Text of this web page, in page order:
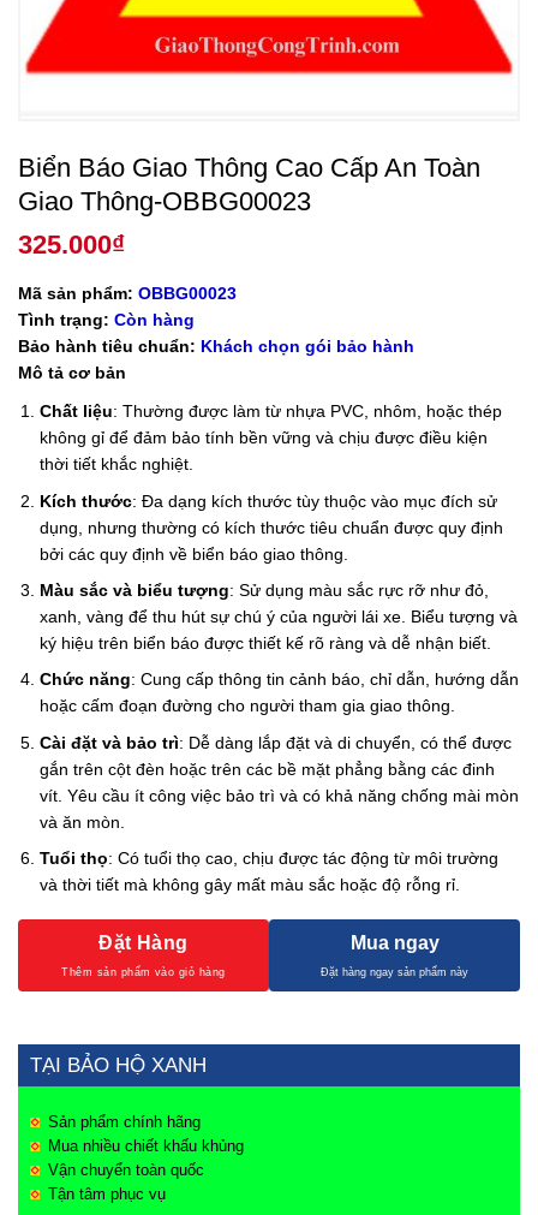
Biển Báo Giao Thông Cao Cấp An Toàn
Giao Thông-OBBG00023
325.000₫
Mã sản phẩm: OBBG00023
Tình trạng: Còn hàng
Bảo hành tiêu chuẩn: Khách chọn gói bảo hành
Mô tả cơ bản
Chất liệu: Thường được làm từ nhựa PVC, nhôm, hoặc thép
không gỉ để đảm bảo tính bền vững và chịu được điều kiện
thời tiết khắc nghiệt.
Kích thước: Đa dạng kích thước tùy thuộc vào mục đích sử
dụng, nhưng thường có kích thước tiêu chuẩn được quy định
bởi các quy định về biển báo giao thông.
Màu sắc và biểu tượng: Sử dụng màu sắc rực rỡ như đỏ,
xanh, vàng để thu hút sự chú ý của người lái xe. Biểu tượng và
ký hiệu trên biển báo được thiết kế rõ ràng và dễ nhận biết.
Chức năng: Cung cấp thông tin cảnh báo, chỉ dẫn, hướng dẫn
hoặc cấm đoạn đường cho người tham gia giao thông.
Cài đặt và bảo trì: Dễ dàng lắp đặt và di chuyển, có thể được
gắn trên cột đèn hoặc trên các bề mặt phẳng bằng các đinh
vít. Yêu cầu ít công việc bảo trì và có khả năng chống mài mòn
và ăn mòn.
Tuổi thọ: Có tuổi thọ cao, chịu được tác động từ môi trường
và thời tiết mà không gây mất màu sắc hoặc độ rỗng rỉ.
Đặt Hàng Mua ngay
TẠI BẢO HỘ XANH
Sản phẩm chính hãng
Mua nhiều chiết khấu khủng
Vận chuyển toàn quốc
Tận tâm phục vụ